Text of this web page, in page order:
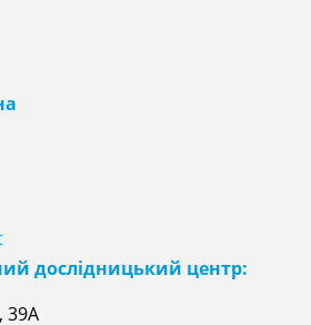
дослідницький центр:
39А